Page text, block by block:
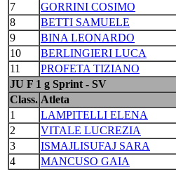
7
GORRINI COSIMO
8
BETTI SAMUELE
9
BINA LEONARDO
10
BERLINGIERI LUCA
11
PROFETA TIZIANO
JU F 1 g Sprint - SV
Class. Atleta
1
LAMPITELLI ELENA
2
VITALE LUCREZIA
3
ISMAJLISUFAJ SARA
4
MANCUSO GAIA